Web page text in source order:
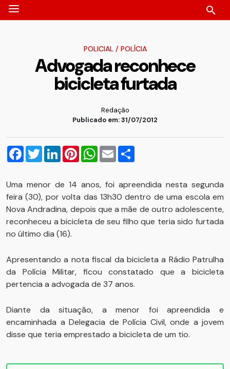
POLICIAL/ POLÍCIA
Advogada reconhece
bicicleta furtada
Redação
Publicado em: 31/07/2012
Facebook
TwitterLinkedInPinterestWhatsApp
Email
Uma menor de 14 anos, foi apreendida nesta segunda
feira (30), por volta das 13h30 dentro de uma escola em
Nova Andradina, depois que a mãe de outro adolescente,
reconheceu a bicicleta de seu filho que teria sido furtada
no último dia (16).
Apresentando a nota fiscal da bicicleta a Rádio Patrulha
da Polícia Militar, ficou constatado que a bicicleta
pertencia a advogada de 37 anos.
Diante da situação, a menor foi apreendida e
encaminhada a Delegacia de Polícia Civil, onde a jovem
disse que teria emprestado a bicicleta de um tio.